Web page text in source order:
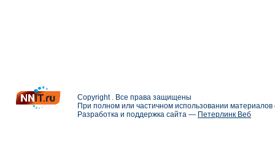
Copyright . Все права защищены
При полном или частичном использовании
Разработка и поддержка сайта — Петерлинк Веб